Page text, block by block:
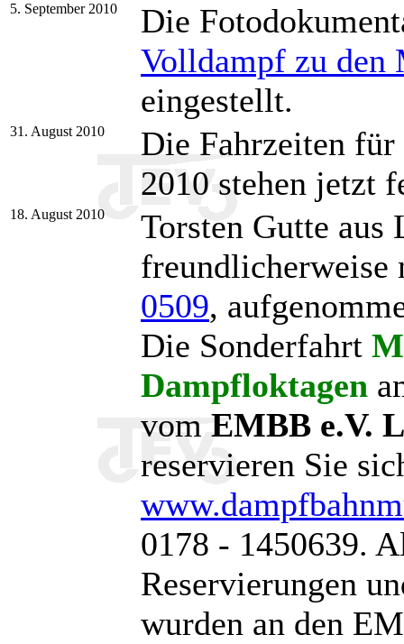
5. September 2010
Die
Volldampf zu den
eingestellt.
31. August 2010
Die Fahrzeiten
2010 stehen jetzt
18. August 2010
Torsten Gutte
freundlicherweise
0509,
Die Sonderfahrt
Dampfloktagen
vom EMBB e.V.
reservieren Sie
0178 - 1450639.
Reservierungen
wurden an den